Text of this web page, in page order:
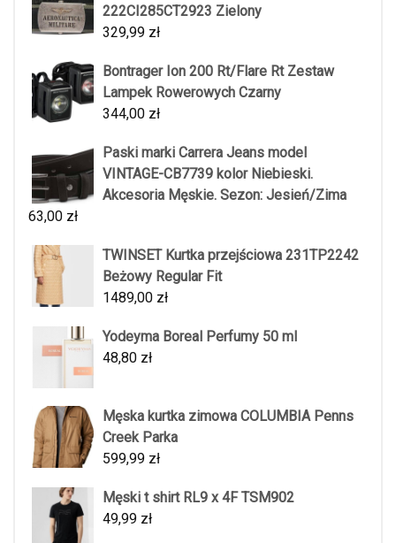
222CI285CT2923 Zielony
329,99 zł
Bontrager Ion 200 Rt/Flare Rt Zestaw
Lampek Rowerowych Czarny
344,00 zł
Paski marki Carrera Jeans model
VINTAGE-CB7739 kolor Niebieski.
Akcesoria Męskie. Sezon: Jesień/Zima
63,00 zł
TWINSET Kurtka przejściowa 231TP2242
Beżowy Regular Fit
1489,00 zł
Yodeyma Boreal Perfumy 50 ml
48,80 zł
Męska kurtka zimowa COLUMBIA Penns
Creek Parka
599,99 zł
Męski t shirt RL9 x 4F TSM902
49,99 zł